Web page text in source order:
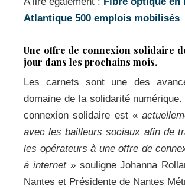
Atlantique 500 emplois mobilisés
Une offre de connexion solidaire
jour dans les prochains mois.
Les carnets sont une des
domaine de la solidarité
connexion solidaire est «
avec les bailleurs sociaux afin de
les opérateurs à une offre de
à internet» souligne Johanna
Nantes et Présidente de Nantes